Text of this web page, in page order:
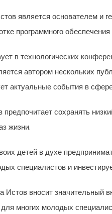
является основателем и
программного
в технологических
автором нескольких
актуальные события в
сохранять
жизни.
детей в духе
специалистов и
вносит значительный
многих молодых